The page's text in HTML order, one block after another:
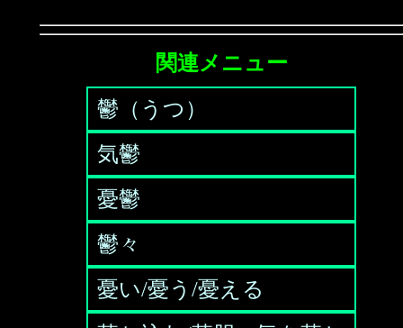
関連メニュー
鬱（うつ）
気鬱
憂鬱
鬱々
憂い/憂う/憂える